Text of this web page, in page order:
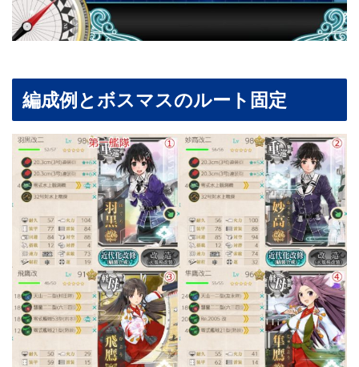
編成例とボスマスのルート固定